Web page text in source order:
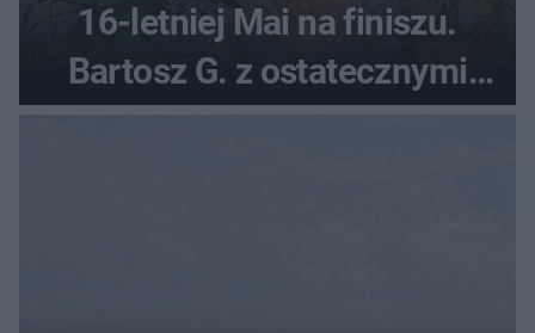
16-letniej Mai na finiszu.
Bartosz G. z ostatecznymi